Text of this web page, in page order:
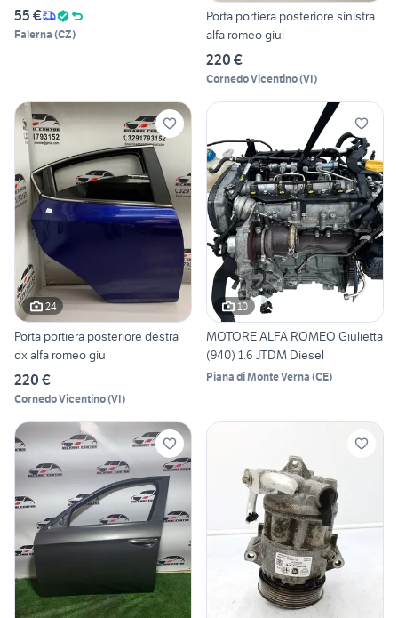
55 €
Falerna (CZ)
Porta portiera posteriore sinistra
alfa romeo giul
220 €
Cornedo Vicentino(VI)
24
Porta portiera posteriore destra
dx alfa romeo giu
220 €
Cornedo Vicentino(VI)
10
MOTORE ALFA ROMEO Giulietta
(940) 1.6 JTDM Diesel
Piana di Monte Verna (CE)